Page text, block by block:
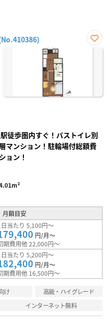
お気
徒歩圏内すぐ！バストイレ別
マンション！駐輪場付総額費
ョン！
月額目安
日当たり 5,100円～
円/月～
期費用他 22,000円～
日当たり 5,200円～
円/月～
期費用他 16,500円～
け
高級・ハイグレード
インターネット無料